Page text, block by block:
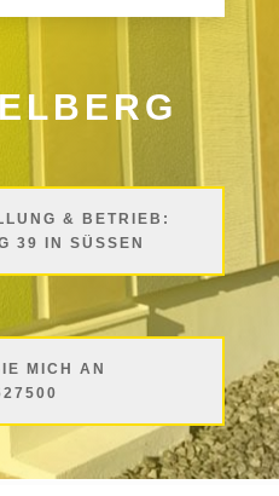
& BETRIEB:
39 IN SÜSSEN
MICH AN